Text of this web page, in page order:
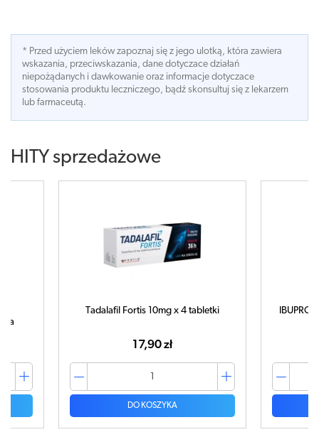
* Przed użyciem leków zapoznaj się z jego ulotką, która zawiera
wskazania, przeciwskazania, dane dotyczace działań
niepożądanych i dawkowanie oraz informacje dotyczace
stosowania produktu leczniczego, bądź skonsultuj się z lekarzem
lub farmaceutą.
HITY sprzedażowe
Tadalafil Fortis 10mg x 4 tabletki
17,90 zł
DO KOSZYKA